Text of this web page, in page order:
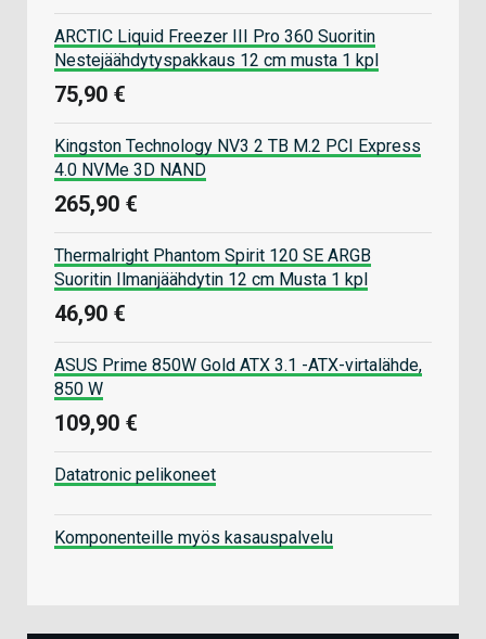
ARCTIC Liquid Freezer III Pro 360 Suoritin
Nestejäähdytyspakkaus 12 cm musta 1 kpl
75,90 €
Kingston Technology NV3 2 TB M.2 PCI Express
4.0 NVMe 3D NAND
265,90 €
Thermalright Phantom Spirit 120 SE ARGB
Suoritin Ilmanjäähdytin 12 cm Musta 1 kpl
46,90 €
ASUS Prime 850W Gold ATX 3.1 -ATX-virtalähde,
850 W
109,90 €
Datatronic pelikoneet
Komponenteille myös kasauspalvelu